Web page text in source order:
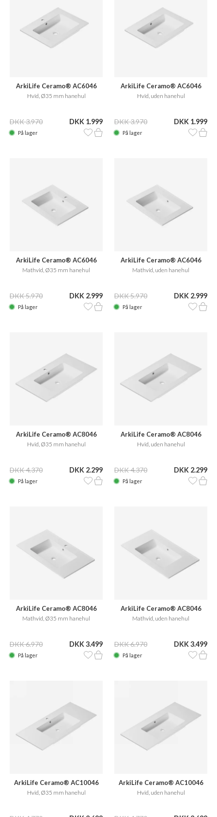
ArkiLife Ceramo® AC6046
Hvid, Ø35 mm hanehul
DKK 3.970 DKK 1.999
På lager
ArkiLife Ceramo® AC6046
Hvid, uden hanehul
DKK 3.970 DKK 1.999
På lager
ArkiLife Ceramo® AC6046
Mathvid, Ø35 mm hanehul
DKK 5.970 DKK 2.999
På lager
ArkiLife Ceramo® AC6046
Mathvid, uden hanehul
DKK 5.970 DKK 2.999
På lager
ArkiLife Ceramo® AC8046
Hvid, Ø35 mm hanehul
DKK 4.370 DKK 2.299
På lager
ArkiLife Ceramo® AC8046
Hvid, uden hanehul
DKK 4.370 DKK 2.299
På lager
ArkiLife Ceramo® AC8046
Mathvid, Ø35 mm hanehul
DKK 6.970 DKK 3.499
På lager
ArkiLife Ceramo® AC8046
Mathvid, uden hanehul
DKK 6.970 DKK 3.499
På lager
ArkiLife Ceramo® AC10046
Hvid, Ø35 mm hanehul
ArkiLife Ceramo® AC10046
Hvid, uden hanehul